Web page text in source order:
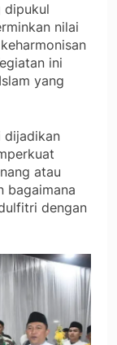
dipukul
nilai
ini
yang
dijadikan
atau
bagaimana
dengan